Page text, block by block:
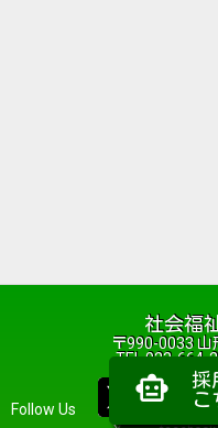
社会福
〒990-0033
TEL 023-664-
Follow Us
smart_toy
採